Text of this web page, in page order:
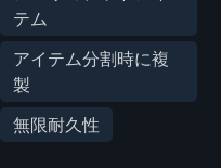
テム
アイテム分割時に複
製
無限耐久性